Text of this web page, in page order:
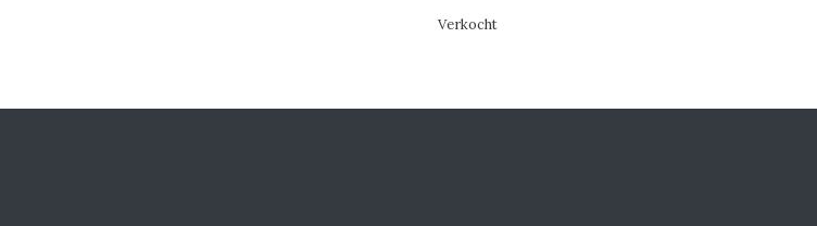
Verkocht